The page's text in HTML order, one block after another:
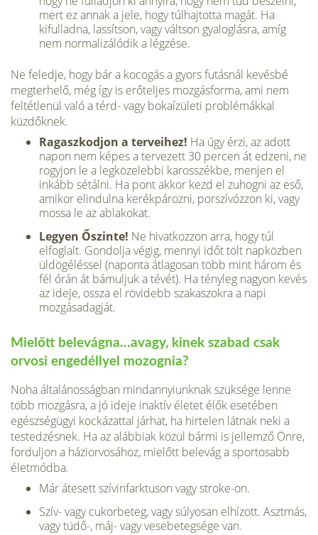
mert ez annak a jele, hogy túlhajtotta magát. Ha
kifulladna, lassítson, vagy váltson gyaloglásra, amíg
nem normalizálódik a légzése.
Ne feledje, hogy bár a kocogás a gyors futásnál kevésbé
megterhelő, még így is erőteljes mozgásforma, ami nem
feltétlenül való a térd- vagy bokaízületi problémákkal
küzdőknek.
Ragaszkodjon a terveihez! Ha úgy érzi, az adott
napon nem képes a tervezett 30 percen át edzeni, ne
rogyjon le a legközelebbi karosszékbe, menjen el
inkább sétálni. Ha pont akkor kezd el zuhogni az eső,
amikor elindulna kerékpározni, porszívózzon ki, vagy
mossa le az ablakokat.
Legyen Őszinte! Ne hivatkozzon arra, hogy túl
elfoglalt. Gondolja végig, mennyi időt tölt napközben
üldögéléssel (naponta átlagosan több mint három és
fél órán át bámuljuk a tévét). Ha tényleg nagyon kevés
az ideje, ossza el rövidebb szakaszokra a napi
mozgásadagját.
Mielőtt belevágna…avagy, kinek szabad csak
orvosi engedéllyel mozognia?
Noha általánosságban mindannyiunknak szüksége lenne
több mozgásra, a jó ideje inaktív életet élők esetében
egészségügyi kockázattal járhat, ha hirtelen látnak neki a
testedzésnek. Ha az alábbiak közül bármi is jellemző Önre,
forduljon a háziorvosához, mielőtt belevág a sportosabb
életmódba.
Már átesett szívinfarktuson vagy stroke-on.
Szív- vagy cukorbeteg, vagy súlyosan elhízott. Asztmás,
vagy tüdő-, máj- vagy vesebetegsége van.